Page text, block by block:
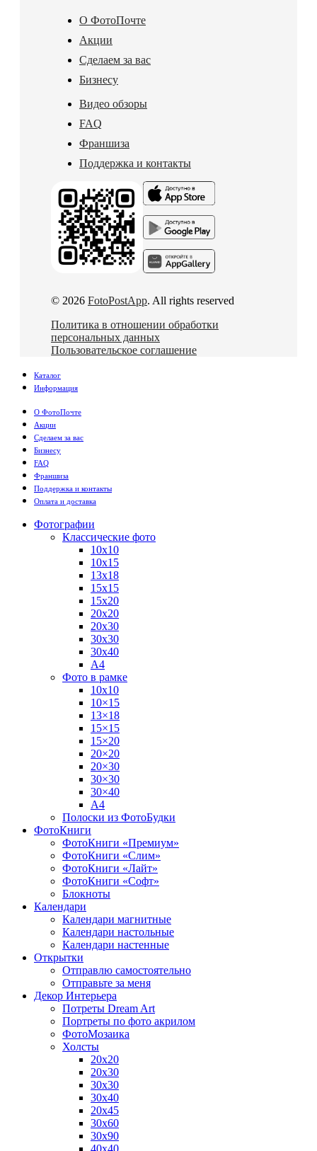
О ФотоПочте
Акции
Сделаем за вас
Бизнесу
Видео обзоры
FAQ
Франшиза
Поддержка и контакты
© 2026 FotoPostApp. All rights reserved
Политика в отношении обработки
персональных данных
Пользовательское соглашение
Каталог
Информация
О ФотоПочте
Акции
Сделаем за вас
Бизнесу
FAQ
Франшиза
Поддержка и контакты
Оплата и доставка
Фотографии
Классические фото
10х10
10х15
13х18
15х15
15х20
20х20
20х30
30х30
30х40
А4
Фото в рамке
10х10
10×15
13×18
15×15
15×20
20×20
20×30
30×30
30×40
A4
Полоски из ФотоБудки
ФотоКниги
ФотоКниги «Премиум»
ФотоКниги «Слим»
ФотоКниги «Лайт»
ФотоКниги «Софт»
Блокноты
Календари
Календари магнитные
Календари настольные
Календари настенные
Открытки
Отправлю самостоятельно
Отправьте за меня
Декор Интерьера
Потреты Dream Art
Портреты по фото акрилом
ФотоМозаика
Холсты
20х20
20х30
30х30
30х40
20х45
30х60
30х90
40х40